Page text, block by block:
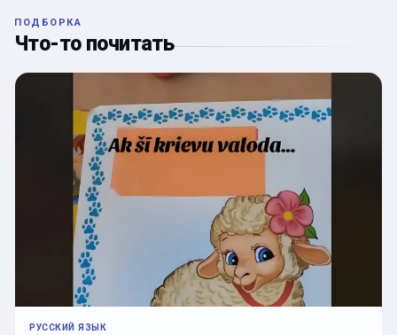
ПОДБОРКА
Что-то почитать
РУССКИЙ ЯЗЫК